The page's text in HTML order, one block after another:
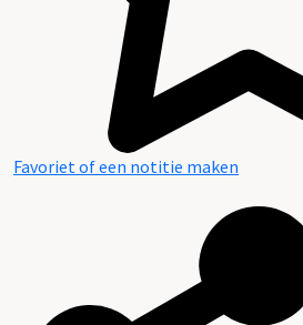
Favoriet of een notitie maken